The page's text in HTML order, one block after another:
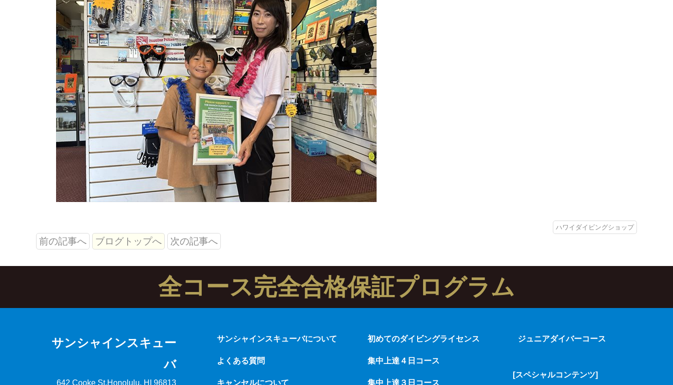
ハワイダイビングショップ
前の記事へ ブログトップへ 次の記事へ
全コース完全合格保証プログラム
サンシャインスキュー
バ
642 Cooke St.Honolulu, HI 96813
サンシャインスキューバについて
よくある質問
キャンセルについて
初めてのダイビングライセンス
集中上達４日コース
集中上達３日コース
ジュニアダイバーコース
[スペシャルコンテンツ]